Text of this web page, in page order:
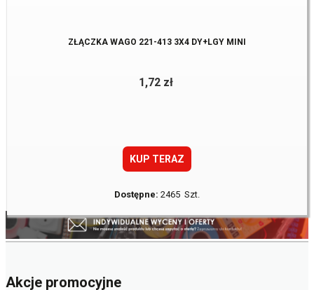
ZŁĄCZKA WAGO 221-413 3X4 DY+LGY MINI
1,72 zł
KUP TERAZ
Dostępne: 2465 Szt.
Akcje promocyjne